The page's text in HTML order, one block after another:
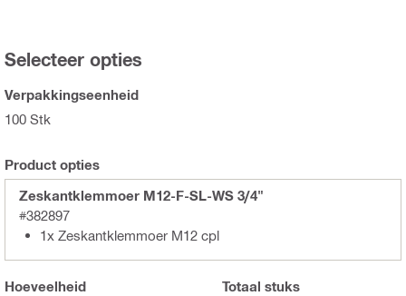
Selecteer opties
Verpakkingseenheid
100 Stk
Product opties
Zeskantklemmoer M12-F-SL-WS 3/4"
#382897
1x Zeskantklemmoer M12 cpl
Hoeveelheid Totaal stuks